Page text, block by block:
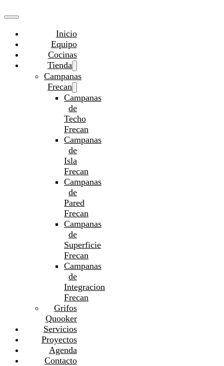
Inicio
Equipo
Cocinas
Tienda
Campanas
Frecan
Campanas
de
Techo
Frecan
Campanas
de
Isla
Frecan
Campanas
de
Pared
Frecan
Campanas
de
Superficie
Frecan
Campanas
de
Integracion
Frecan
Grifos
Quooker
Servicios
Proyectos
Agenda
Contacto